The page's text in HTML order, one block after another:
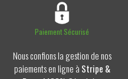
Paiement Sécurisé
Nous confions la gestion de nos
paiements en ligne à Stripe &